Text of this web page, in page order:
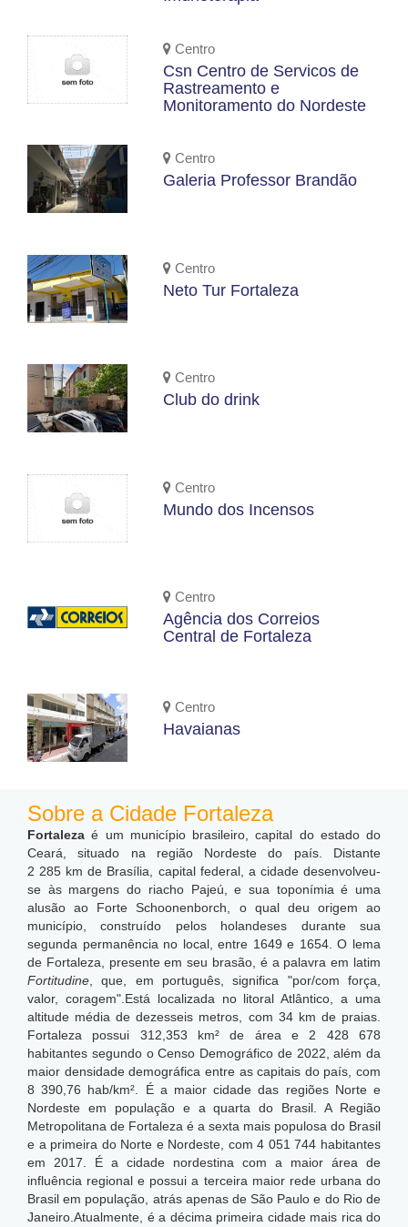
Centro
Csn Centro de Servicos de
Rastreamento e
Monitoramento do Nordeste
Centro
Galeria Professor Brandão
Centro
Neto Tur Fortaleza
Centro
Club do drink
Centro
Mundo dos Incensos
Centro
Agência dos Correios
Central de Fortaleza
Centro
Havaianas
Sobre a Cidade Fortaleza
Fortaleza é um município brasileiro, capital do estado do
Ceará, situado na região Nordeste do país. Distante
2 285 km de Brasília, capital federal, a cidade desenvolveu-
se às margens do riacho Pajeú, e sua toponímia é uma
alusão ao Forte Schoonenborch, o qual deu origem ao
município, construído pelos holandeses durante sua
segunda permanência no local, entre 1649 e 1654. O lema
de Fortaleza, presente em seu brasão, é a palavra em latim
Fortitudine, que, em português, significa "por/com força,
valor, coragem".Está localizada no litoral Atlântico, a uma
altitude média de dezesseis metros, com 34 km de praias.
Fortaleza possui 312,353 km² de área e 2 428 678
habitantes segundo o Censo Demográfico de 2022, além da
maior densidade demográfica entre as capitais do país, com
8 390,76 hab/km². É a maior cidade das regiões Norte e
Nordeste em população e a quarta do Brasil. A Região
Metropolitana de Fortaleza é a sexta mais populosa do Brasil
e a primeira do Norte e Nordeste, com 4 051 744 habitantes
em 2017. É a cidade nordestina com a maior área de
influência regional e possui a terceira maior rede urbana do
Brasil em população, atrás apenas de São Paulo e do Rio de
Janeiro.Atualmente, é a décima primeira cidade mais rica do